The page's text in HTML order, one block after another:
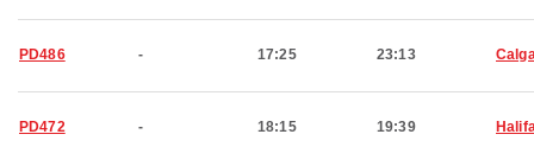
PD486 - 17:25 23:13
PD472 - 18:15 19:39